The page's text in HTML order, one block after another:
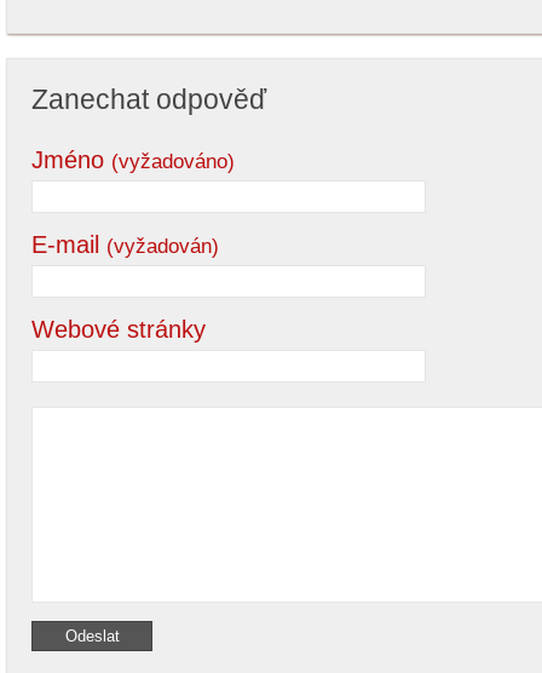
Zanechat odpověď
Jméno (vyžadováno)
E-mail (vyžadován)
Webové stránky